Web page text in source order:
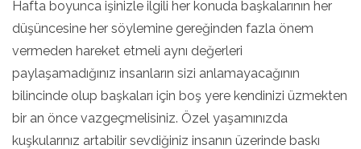
Hafta boyunca işinizle ilgili her konuda başkalarının her
düşüncesine her söylemine gereğinden fazla önem
vermeden hareket etmeli aynı değerleri
paylaşamadığınız insanların sizi anlamayacağının
bilincinde olup başkaları için boş yere kendinizi üzmekten
bir an önce vazgeçmelisiniz. Özel yaşamınızda
kuşkularınız artabilir sevdiğiniz insanın üzerinde baskı